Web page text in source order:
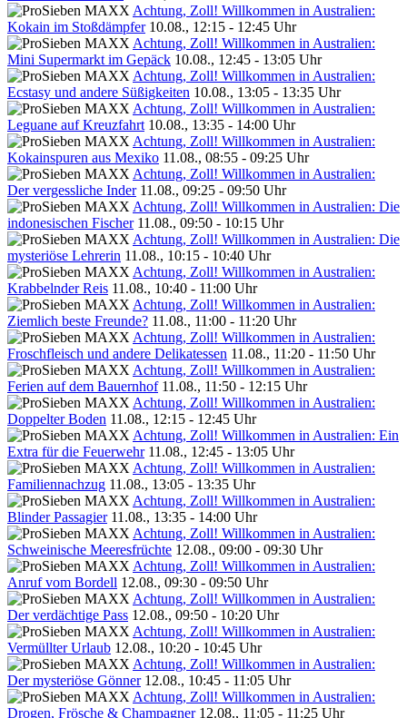
Achtung, Zoll! Willkommen in Australien:
Kokain im Stoßdämpfer 10.08., 12:15 - 12:45 Uhr
Achtung, Zoll! Willkommen in Australien:
Mini Supermarkt im Gepäck 10.08., 12:45 - 13:05 Uhr
Achtung, Zoll! Willkommen in Australien:
Ecstasy und andere Süßigkeiten 10.08., 13:05 - 13:35 Uhr
Achtung, Zoll! Willkommen in Australien:
Leguane auf Kreuzfahrt 10.08., 13:35 - 14:00 Uhr
Achtung, Zoll! Willkommen in Australien:
Kokainspuren aus Mexiko 11.08., 08:55 - 09:25 Uhr
Achtung, Zoll! Willkommen in Australien:
Der vergessliche Inder 11.08., 09:25 - 09:50 Uhr
Achtung, Zoll! Willkommen in Australien: Die
indonesischen Fischer 11.08., 09:50 - 10:15 Uhr
Achtung, Zoll! Willkommen in Australien: Die
mysteriöse Lehrerin 11.08., 10:15 - 10:40 Uhr
Achtung, Zoll! Willkommen in Australien:
Krabbelnder Reis 11.08., 10:40 - 11:00 Uhr
Achtung, Zoll! Willkommen in Australien:
Ziemlich beste Freunde? 11.08., 11:00 - 11:20 Uhr
Achtung, Zoll! Willkommen in Australien:
Froschfleisch und andere Delikatessen 11.08., 11:20 - 11:50 Uhr
Achtung, Zoll! Willkommen in Australien:
Ferien auf dem Bauernhof 11.08., 11:50 - 12:15 Uhr
Achtung, Zoll! Willkommen in Australien:
Doppelter Boden 11.08., 12:15 - 12:45 Uhr
Achtung, Zoll! Willkommen in Australien: Ein
Extra für die Feuerwehr 11.08., 12:45 - 13:05 Uhr
Achtung, Zoll! Willkommen in Australien:
Familiennachzug 11.08., 13:05 - 13:35 Uhr
Achtung, Zoll! Willkommen in Australien:
Blinder Passagier 11.08., 13:35 - 14:00 Uhr
Achtung, Zoll! Willkommen in Australien:
Schweinische Meeresfrüchte 12.08., 09:00 - 09:30 Uhr
Achtung, Zoll! Willkommen in Australien:
Anruf vom Bordell 12.08., 09:30 - 09:50 Uhr
Achtung, Zoll! Willkommen in Australien:
Der verdächtige Pass 12.08., 09:50 - 10:20 Uhr
Achtung, Zoll! Willkommen in Australien:
Vermüllter Urlaub 12.08., 10:20 - 10:45 Uhr
Achtung, Zoll! Willkommen in Australien:
Der mysteriöse Gönner 12.08., 10:45 - 11:05 Uhr
Achtung, Zoll! Willkommen in Australien:
Drogen, Frösche & Champagner 12.08., 11:05 - 11:25 Uhr